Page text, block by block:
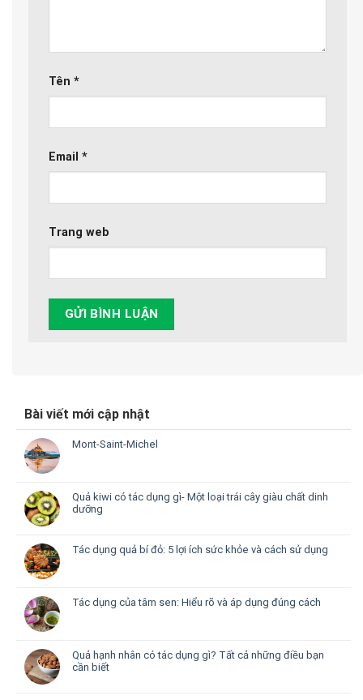
Tên *
Email *
Trang web
Bài viết mới cập nhật
Mont-Saint-Michel
Quả kiwi có tác dụng gì- Một loại trái cây giàu chất dinh
dưỡng
Tác dụng quả bí đỏ: 5 lợi ích sức khỏe và cách sử dụng
Tác dụng của tâm sen: Hiểu rõ và áp dụng đúng cách
Quả hạnh nhân có tác dụng gì? Tất cả những điều bạn
cần biết